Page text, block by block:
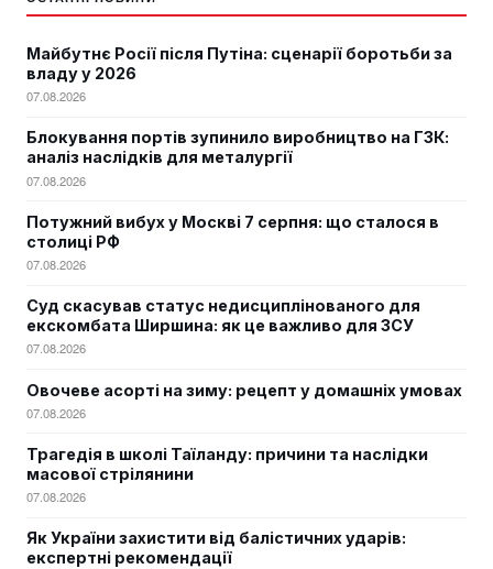
Майбутнє Росії після Путіна: сценарії боротьби за
владу у 2026
07.08.2026
Блокування портів зупинило виробництво на ГЗК:
аналіз наслідків для металургії
07.08.2026
Потужний вибух у Москві 7 серпня: що сталося в
столиці РФ
07.08.2026
Суд скасував статус недисциплінованого для
екскомбата Ширшина: як це важливо для ЗСУ
07.08.2026
Овочеве асорті на зиму: рецепт у домашніх умовах
07.08.2026
Трагедія в школі Таїланду: причини та наслідки
масової стрілянини
07.08.2026
Як України захистити від балістичних ударів:
експертні рекомендації